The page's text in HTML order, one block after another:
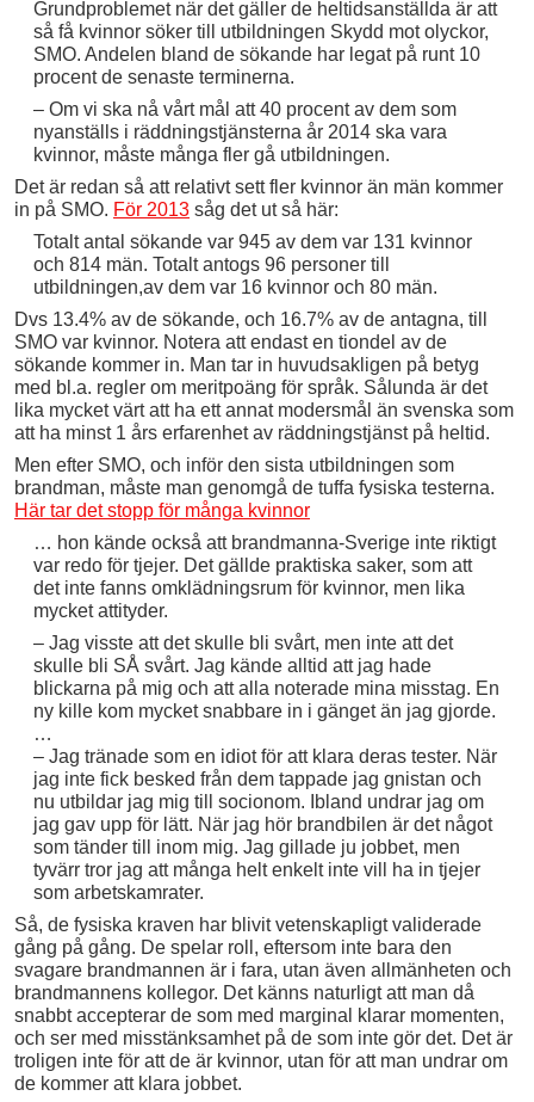
Grundproblemet när det gäller de heltidsanställda är att
så få kvinnor söker till utbildningen Skydd mot olyckor,
SMO. Andelen bland de sökande har legat på runt 10
procent de senaste terminerna.
– Om vi ska nå vårt mål att 40 procent av dem som
nyanställs i räddningstjänsterna år 2014 ska vara
kvinnor, måste många fler gå utbildningen.
Det är redan så att relativt sett fler kvinnor än män kommer
in på SMO. För 2013 såg det ut så här:
Totalt antal sökande var 945 av dem var 131 kvinnor
och 814 män. Totalt antogs 96 personer till
utbildningen,av dem var 16 kvinnor och 80 män.
Dvs 13.4% av de sökande, och 16.7% av de antagna, till
SMO var kvinnor. Notera att endast en tiondel av de
sökande kommer in. Man tar in huvudsakligen på betyg
med bl.a. regler om meritpoäng för språk. Sålunda är det
lika mycket värt att ha ett annat modersmål än svenska som
att ha minst 1 års erfarenhet av räddningstjänst på heltid.
Men efter SMO, och inför den sista utbildningen som
brandman, måste man genomgå de tuffa fysiska testerna.
Här tar det stopp för många kvinnor
… hon kände också att brandmanna-Sverige inte riktigt
var redo för tjejer. Det gällde praktiska saker, som att
det inte fanns omklädningsrum för kvinnor, men lika
mycket attityder.
– Jag visste att det skulle bli svårt, men inte att det
skulle bli SÅ svårt. Jag kände alltid att jag hade
blickarna på mig och att alla noterade mina misstag. En
ny kille kom mycket snabbare in i gänget än jag gjorde.
…
– Jag tränade som en idiot för att klara deras tester. När
jag inte fick besked från dem tappade jag gnistan och
nu utbildar jag mig till socionom. Ibland undrar jag om
jag gav upp för lätt. När jag hör brandbilen är det något
som tänder till inom mig. Jag gillade ju jobbet, men
tyvärr tror jag att många helt enkelt inte vill ha in tjejer
som arbetskamrater.
Så, de fysiska kraven har blivit vetenskapligt validerade
gång på gång. De spelar roll, eftersom inte bara den
svagare brandmannen är i fara, utan även allmänheten och
brandmannens kollegor. Det känns naturligt att man då
snabbt accepterar de som med marginal klarar momenten,
och ser med misstänksamhet på de som inte gör det. Det är
troligen inte för att de är kvinnor, utan för att man undrar om
de kommer att klara jobbet.